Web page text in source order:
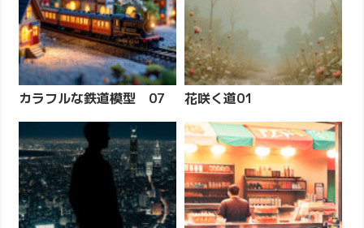
カラフルな鉄道模型 07 花咲く道01